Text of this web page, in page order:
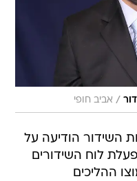
/ אביב חופי
השידור הודיעה על
לוח השידורים
ההליכים